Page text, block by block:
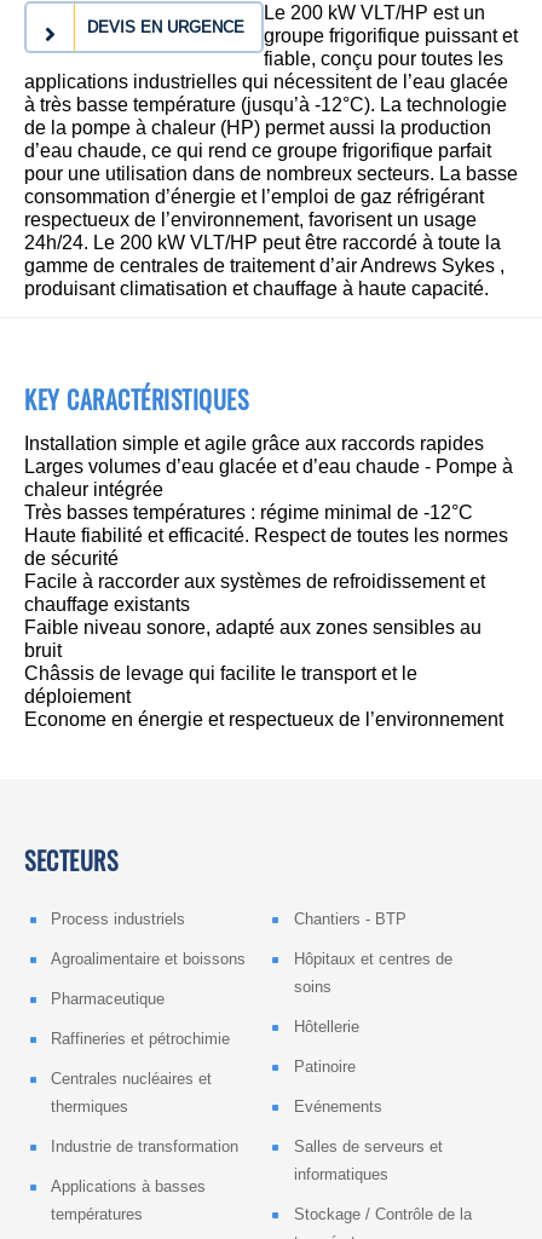
DEVIS EN URGENCE
Le 200 kW VLT/HP est un
groupe frigorifique puissant et
fiable, conçu pour toutes les
applications industrielles qui nécessitent de l’eau glacée
à très basse température (jusqu’à -12°C). La technologie
de la pompe à chaleur (HP) permet aussi la production
d’eau chaude, ce qui rend ce groupe frigorifique parfait
pour une utilisation dans de nombreux secteurs. La basse
consommation d’énergie et l’emploi de gaz réfrigérant
respectueux de l’environnement, favorisent un usage
24h/24. Le 200 kW VLT/HP peut être raccordé à toute la
gamme de centrales de traitement d’air Andrews Sykes ,
produisant climatisation et chauffage à haute capacité.
KEY CARACTÉRISTIQUES
Installation simple et agile grâce aux raccords rapides
Larges volumes d’eau glacée et d’eau chaude - Pompe à
chaleur intégrée
Très basses températures : régime minimal de -12°C
Haute fiabilité et efficacité. Respect de toutes les normes
de sécurité
Facile à raccorder aux systèmes de refroidissement et
chauffage existants
Faible niveau sonore, adapté aux zones sensibles au
bruit
Châssis de levage qui facilite le transport et le
déploiement
Econome en énergie et respectueux de l’environnement
SECTEURS
Process industriels
Agroalimentaire et boissons
Pharmaceutique
Raffineries et pétrochimie
Centrales nucléaires et
thermiques
Industrie de transformation
Applications à basses
températures
Chantiers - BTP
Hôpitaux et centres de
soins
Hôtellerie
Patinoire
Evénements
Salles de serveurs et
informatiques
Stockage / Contrôle de la